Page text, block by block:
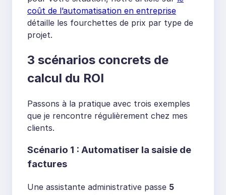
coût de l’automatisation en entreprise
détaille les fourchettes de prix par type de
projet.
3 scénarios concrets de
calcul du ROI
Passons à la pratique avec trois exemples
que je rencontre régulièrement chez mes
clients.
Scénario 1 : Automatiser la saisie de
factures
Une assistante administrative passe 5